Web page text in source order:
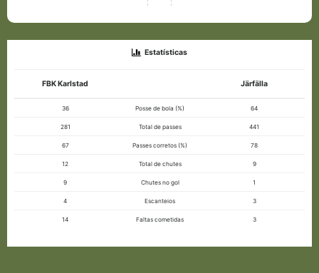
Estatísticas
FBK Karlstad Järfälla
36 Posse de bola (%) 64
281 Total de passes 441
67 Passes corretos (%) 78
12 Total de chutes 9
9 Chutes no gol 1
4 Escanteios 3
14 Faltas cometidas 3